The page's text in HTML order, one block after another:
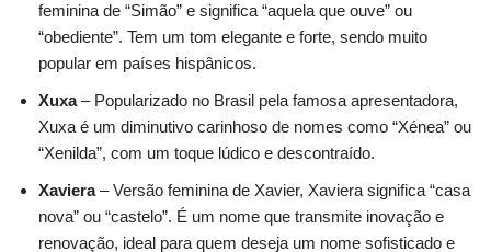
feminina de “Simão” e significa “aquela que ouve” ou
“obediente”. Tem um tom elegante e forte, sendo muito
popular em países hispânicos.
Xuxa– Popularizado no Brasil pela famosa apresentadora,
Xuxa é um diminutivo carinhoso de nomes como “Xénea” ou
“Xenilda”, com um toque lúdico e descontraído.
Xaviera– Versão feminina de Xavier, Xaviera significa “casa
nova” ou “castelo”. É um nome que transmite inovação e
renovação, ideal para quem deseja um nome sofisticado e